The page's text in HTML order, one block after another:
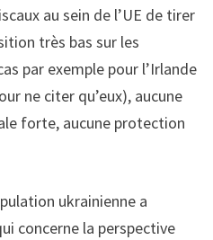
au sein de l’UE de tirer
très bas sur les
par exemple pour l’Irlande
ne citer qu’eux), aucune
forte, aucune protection
ukrainienne a
concerne la perspective